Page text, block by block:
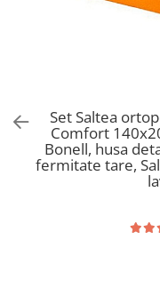
Saltele Pocket
Saltele Memory Pocket
Saltele cu plasa arcuri
Saltele cu spuma
Saltele cu spuma
Scaune pentru living
Seturi comode living si
Set mese plus scaune
Scaune birou copii
Scaune resigilate
Scaune gradinita
Scaune terasa si
Set Saltea
Comfort
Bonell, husa
fermitate tare,